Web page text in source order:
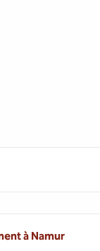
à Namur